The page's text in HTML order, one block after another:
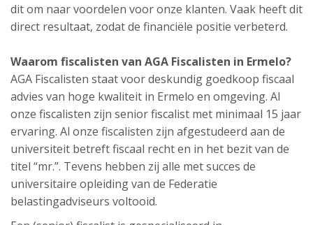
dit om naar voordelen voor onze klanten. Vaak heeft dit
direct resultaat, zodat de financiële positie verbeterd.
Waarom fiscalisten van AGA Fiscalisten in Ermelo?
AGA Fiscalisten staat voor deskundig goedkoop fiscaal
advies van hoge kwaliteit in Ermelo en omgeving. Al
onze fiscalisten zijn senior fiscalist met minimaal 15 jaar
ervaring. Al onze fiscalisten zijn afgestudeerd aan de
universiteit betreft fiscaal recht en in het bezit van de
titel “mr.”. Tevens hebben zij alle met succes de
universitaire opleiding van de Federatie
belastingadviseurs voltooid.